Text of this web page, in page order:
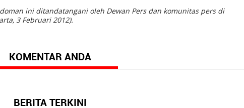
ini ditandatangani oleh Dewan Pers dan komunitas pers di
3 Februari 2012).
KOMENTAR ANDA
BERITA TERKINI